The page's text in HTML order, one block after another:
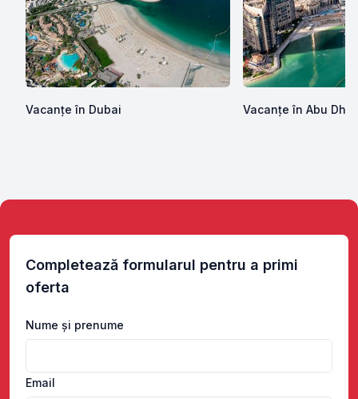
Vacanțe în Dubai Vacanțe în Abu
Completează formularul pentru a primi
oferta
Nume și prenume
Email